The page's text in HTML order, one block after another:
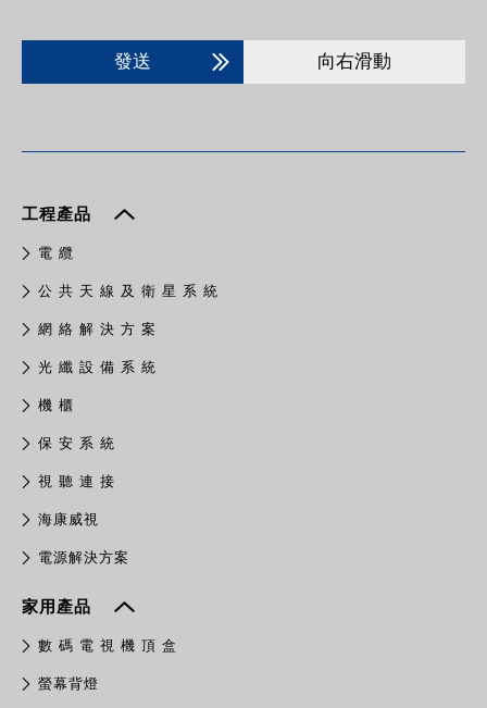
發送 向右滑動
工程產品
電 纜
公 共 天 線 及 衛 星 系 統
網 絡 解 決 方 案
光 纖 設 備 系 統
機 櫃
保 安 系 統
視 聽 連 接
​海康威視
電源解決方案
家用產品
數 碼 電 視 機 頂 盒
螢幕背燈